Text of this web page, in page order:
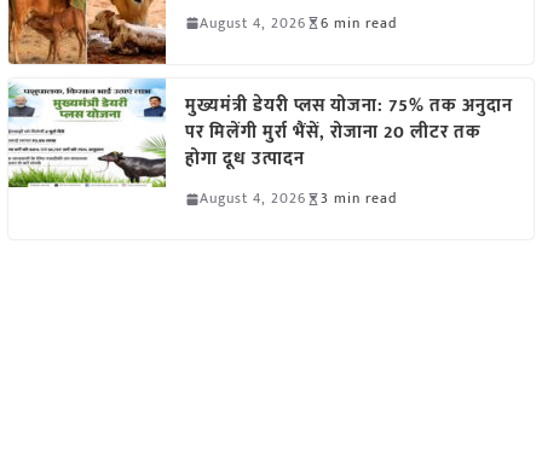
August 4, 2026 6 min read
मुख्यमंत्री डेयरी प्लस योजना: 75% तक अनुदान
पर मिलेंगी मुर्रा भैंसें, रोजाना 20 लीटर तक
होगा दूध उत्पादन
August 4, 2026 3 min read